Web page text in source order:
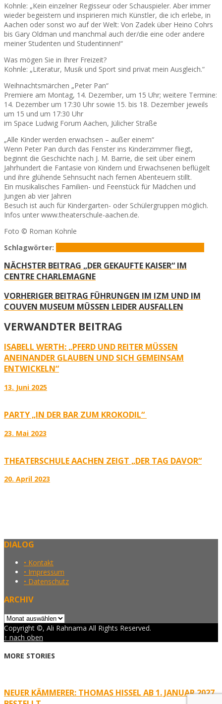
Kohnle: „Kein einzelner Regisseur oder Schauspieler. Aber immer
wieder begeistern und inspirieren mich Künstler, die ich erlebe, in
Aachen oder sonst wo auf der Welt: Von Zadek über Heino Cohrs
bis Gary Oldman und manchmal auch der/die eine oder andere
meiner Studenten und Studentinnen!“
Was mögen Sie in Ihrer Freizeit?
Kohnle: „Literatur, Musik und Sport sind privat mein Ausgleich.“
Weihnachtsmärchen „Peter Pan“
Premiere am Montag, 14. Dezember, um 15 Uhr; weitere Termine:
14. Dezember um 17:30 Uhr sowie 15. bis 18. Dezember jeweils
um 15 und um 17:30 Uhr
im Space Ludwig Forum Aachen, Jülicher Straße
„Alle Kinder werden erwachsen – außer einem“
Wenn Peter Pan durch das Fenster ins Kinderzimmer fliegt,
beginnt die Geschichte nach J. M. Barrie, die seit über einem
Jahrhundert die Fantasie von Kindern und Erwachsenen beflügelt
und ihre glühende Sehnsucht nach fernen Abenteuern stillt.
Ein musikalisches Familien- und Feenstück für Mädchen und
Jungen ab vier Jahren
Besuch ist auch für Kindergarten- oder Schülergruppen möglich.
Infos unter www.theaterschule-aachen.de.
Foto © Roman Kohnle
Schlagwörter:
NÄCHSTER BEITRAG „DER GEKAUFTE KAISER“ IM
CENTRE CHARLEMAGNE
VORHERIGER BEITRAG FÜHRUNGEN IM IZM UND IM
COUVEN MUSEUM MÜSSEN LEIDER AUSFALLEN
VERWANDTER BEITRAG
ISABELL WERTH: „PFERD UND REITER MÜSSEN
ANEINANDER GLAUBEN UND SICH GEMEINSAM
ENTWICKELN“
13. Juni 2025
PARTY „IN DER BAR ZUM KROKODIL“
23. Mai 2023
THEATERSCHULE AACHEN ZEIGT „DER TAG DAVOR“
20. April 2023
DIALOG
• Kontakt
• Impressum
• Datenschutz
ARCHIV
Archiv
Copyright ©, Ali Rahnama All Rights Reserved.
↑ nach oben
MORE STORIES
NEUER KÄMMERER: THOMAS HISSEL AB 1. JANUAR 2027